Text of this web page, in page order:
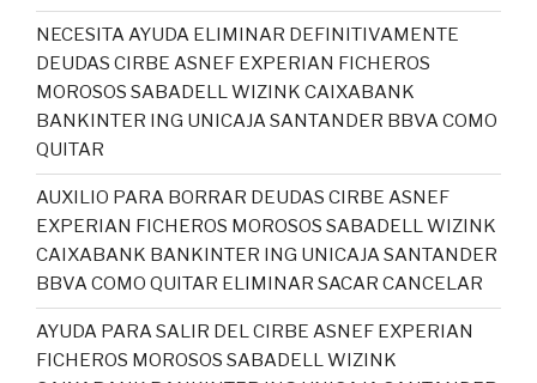
NECESITA AYUDA ELIMINAR DEFINITIVAMENTE
DEUDAS CIRBE ASNEF EXPERIAN FICHEROS
MOROSOS SABADELL WIZINK CAIXABANK
BANKINTER ING UNICAJA SANTANDER BBVA COMO
QUITAR
AUXILIO PARA BORRAR DEUDAS CIRBE ASNEF
EXPERIAN FICHEROS MOROSOS SABADELL WIZINK
CAIXABANK BANKINTER ING UNICAJA SANTANDER
BBVA COMO QUITAR ELIMINAR SACAR CANCELAR
AYUDA PARA SALIR DEL CIRBE ASNEF EXPERIAN
FICHEROS MOROSOS SABADELL WIZINK